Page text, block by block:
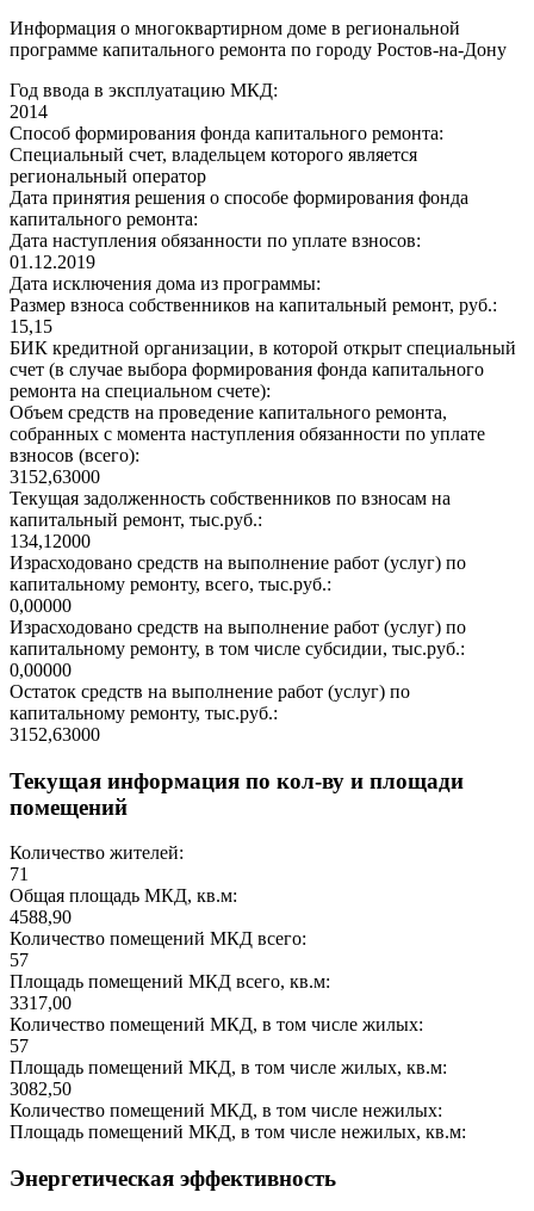
Информация о многоквартирном доме в региональной
программе капитального ремонта по городу Ростов-на-Дону
Год ввода в эксплуатацию МКД:
2014
Способ формирования фонда капитального ремонта:
Специальный счет, владельцем которого является
региональный оператор
Дата принятия решения о способе формирования фонда
капитального ремонта:
Дата наступления обязанности по уплате взносов:
01.12.2019
Дата исключения дома из программы:
Размер взноса собственников на капитальный ремонт, руб.:
15,15
БИК кредитной организации, в которой открыт специальный
счет (в случае выбора формирования фонда капитального
ремонта на специальном счете):
Объем средств на проведение капитального ремонта,
собранных с момента наступления обязанности по уплате
взносов (всего):
3152,63000
Текущая задолженность собственников по взносам на
капитальный ремонт, тыс.руб.:
134,12000
Израсходовано средств на выполнение работ (услуг) по
капитальному ремонту, всего, тыс.руб.:
0,00000
Израсходовано средств на выполнение работ (услуг) по
капитальному ремонту, в том числе субсидии, тыс.руб.:
0,00000
Остаток средств на выполнение работ (услуг) по
капитальному ремонту, тыс.руб.:
3152,63000
Текущая информация по кол-ву и площади
помещений
Количество жителей:
71
Общая площадь МКД, кв.м:
4588,90
Количество помещений МКД всего:
57
Площадь помещений МКД всего, кв.м:
3317,00
Количество помещений МКД, в том числе жилых:
57
Площадь помещений МКД, в том числе жилых, кв.м:
3082,50
Количество помещений МКД, в том числе нежилых:
Площадь помещений МКД, в том числе нежилых, кв.м:
Энергетическая эффективность